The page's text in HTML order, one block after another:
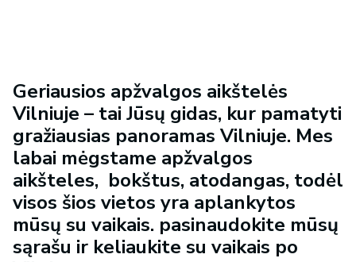
Geriausios apžvalgos aikštelės
Vilniuje – tai Jūsų gidas, kur pamatyti
gražiausias panoramas Vilniuje. Mes
labai mėgstame apžvalgos
aikšteles, bokštus, atodangas, todėl
visos šios vietos yra aplankytos
mūsų su vaikais. pasinaudokite mūsų
sąrašu ir keliaukite su vaikais po